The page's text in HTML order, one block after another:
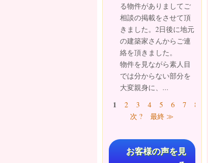
る物件がありましてご
相談の掲載をさせて頂
きました。2日後に地元
の建築家さんからご連
絡を頂きました。
物件を見ながら素人目
では分からない部分を
大変親身に、...
ページ
1 2 3 4 5 6 7 8
次 ?
最終 ≫
お客様の声を見